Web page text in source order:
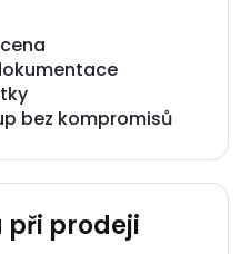
bez kompromisů
při prodeji